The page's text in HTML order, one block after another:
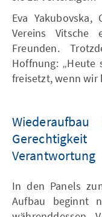
Eva Yakubovska,
Vereins Vitsche
Freunden.
Hoffnung: „Heute
freisetzt, wenn wir
Verantwortung
In den Panels
Aufbau beginnt